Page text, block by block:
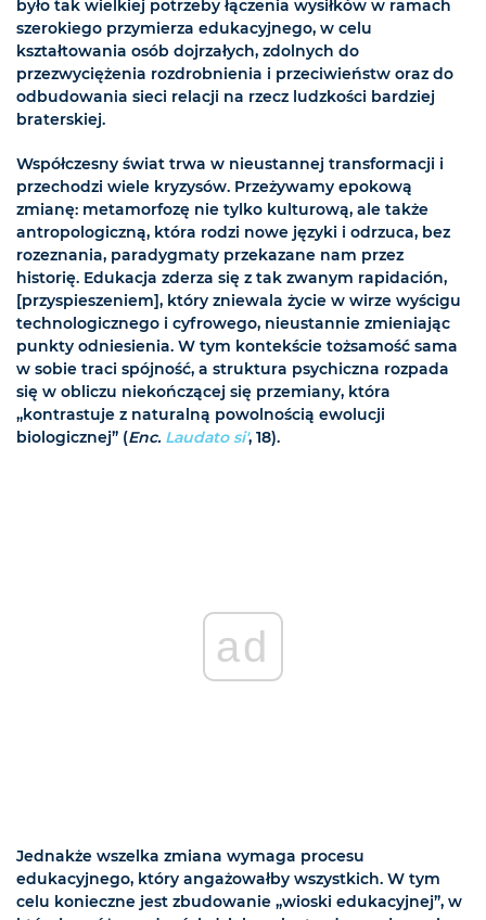
było tak wielkiej potrzeby łączenia wysiłków w ramach
szerokiego przymierza edukacyjnego, w celu
kształtowania osób dojrzałych, zdolnych do
przezwyciężenia rozdrobnienia i przeciwieństw oraz do
odbudowania sieci relacji na rzecz ludzkości bardziej
braterskiej.
Współczesny świat trwa w nieustannej transformacji i
przechodzi wiele kryzysów. Przeżywamy epokową
zmianę: metamorfozę nie tylko kulturową, ale także
antropologiczną, która rodzi nowe języki i odrzuca, bez
rozeznania, paradygmaty przekazane nam przez
historię. Edukacja zderza się z tak zwanym rapidación,
[przyspieszeniem], który zniewala życie w wirze wyścigu
technologicznego i cyfrowego, nieustannie zmieniając
punkty odniesienia. W tym kontekście tożsamość sama
w sobie traci spójność, a struktura psychiczna rozpada
się w obliczu niekończącej się przemiany, która
„kontrastuje z naturalną powolnością ewolucji
biologicznej” (Enc. Laudato si', 18).
ad
Jednakże wszelka zmiana wymaga procesu
edukacyjnego, który angażowałby wszystkich. W tym
celu konieczne jest zbudowanie „wioski edukacyjnej”, w